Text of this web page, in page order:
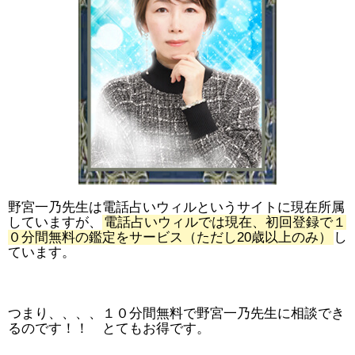
野宮一乃先生は電話占いウィルというサイトに現在所属
していますが、
電話占いウィルでは現在、初回登録で１
０分間無料の鑑定をサービス（ただし20歳以上のみ）
し
ています。
つまり、、、、１０分間無料で野宮一乃先生に相談でき
るのです！！ とてもお得です。